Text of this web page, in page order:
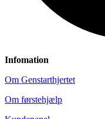
Infomation
Om Genstarthjertet
Om førstehjælp